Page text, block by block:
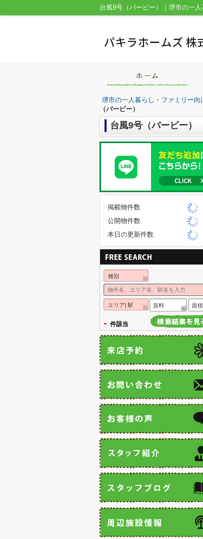
台風9号（バービー）｜堺市の一
堺市の一人暮らし・ファミリー
（バービー）
台風9号（バービー）
掲載物件数
公開物件数
本日の更新件数
種別
エリア| 駅 賃料 面積
- 件該当